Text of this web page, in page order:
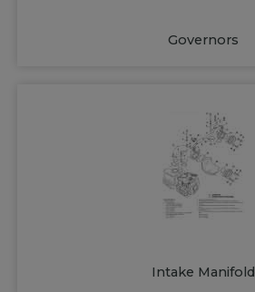
Governors
Intake Manifold